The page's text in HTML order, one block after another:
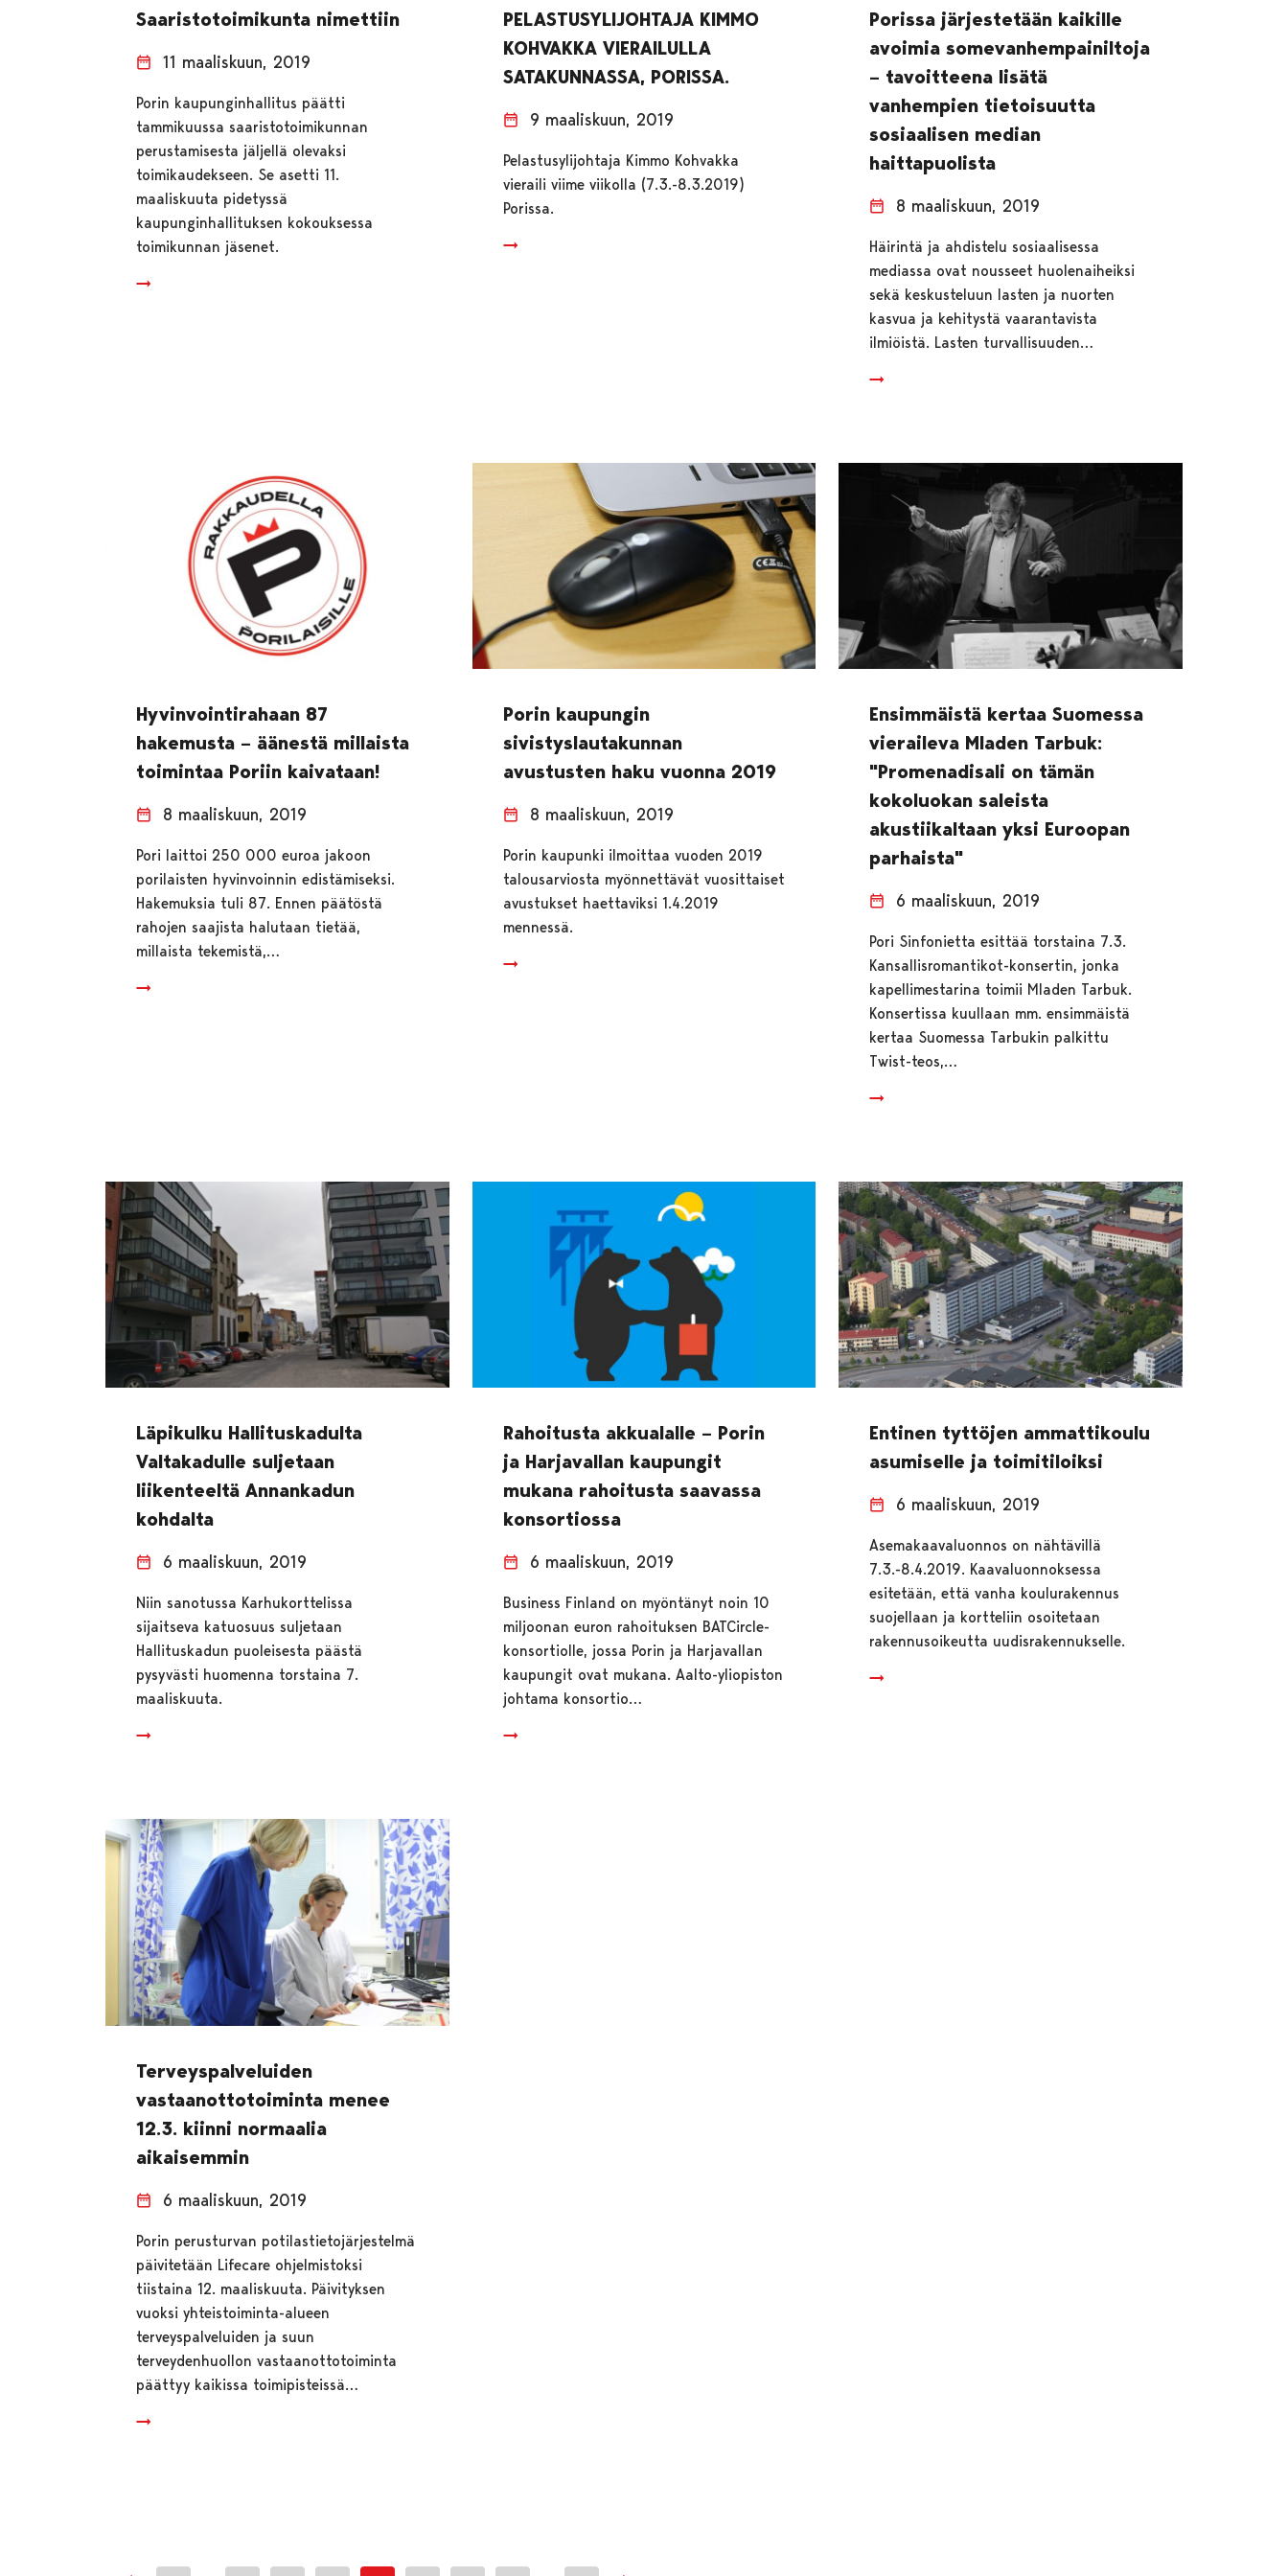
Saaristotoimikunta nimettiin
11 maaliskuun, 2019
Porin kaupunginhallitus päätti
tammikuussa saaristotoimikunnan
perustamisesta jäljellä olevaksi
toimikaudekseen. Se asetti 11.
maaliskuuta pidetyssä
kaupunginhallituksen kokouksessa
toimikunnan jäsenet.
PELASTUSYLIJOHTAJA KIMMO
KOHVAKKA VIERAILULLA
SATAKUNNASSA, PORISSA.
9 maaliskuun, 2019
Pelastusylijohtaja Kimmo Kohvakka
vieraili viime viikolla (7.3.-8.3.2019)
Porissa.
Porissa järjestetään kaikille
avoimia somevanhempainiltoja
– tavoitteena lisätä
vanhempien tietoisuutta
sosiaalisen median
haittapuolista
8 maaliskuun, 2019
Häirintä ja ahdistelu sosiaalisessa
mediassa ovat nousseet huolenaiheiksi
sekä keskusteluun lasten ja nuorten
kasvua ja kehitystä vaarantavista
ilmiöistä. Lasten turvallisuuden…
Hyvinvointirahaan 87
hakemusta – äänestä millaista
toimintaa Poriin kaivataan!
8 maaliskuun, 2019
Pori laittoi 250 000 euroa jakoon
porilaisten hyvinvoinnin edistämiseksi.
Hakemuksia tuli 87. Ennen päätöstä
rahojen saajista halutaan tietää,
millaista tekemistä,…
Porin kaupungin
sivistyslautakunnan
avustusten haku vuonna 2019
8 maaliskuun, 2019
Porin kaupunki ilmoittaa vuoden 2019
talousarviosta myönnettävät vuosittaiset
avustukset haettaviksi 1.4.2019
mennessä.
Ensimmäistä kertaa Suomessa
vieraileva Mladen Tarbuk:
"Promenadisali on tämän
kokoluokan saleista
akustiikaltaan yksi Euroopan
parhaista"
6 maaliskuun, 2019
Pori Sinfonietta esittää torstaina 7.3.
Kansallisromantikot-konsertin, jonka
kapellimestarina toimii Mladen Tarbuk.
Konsertissa kuullaan mm. ensimmäistä
kertaa Suomessa Tarbukin palkittu
Twist-teos,…
Läpikulku Hallituskadulta
Valtakadulle suljetaan
liikenteeltä Annankadun
kohdalta
6 maaliskuun, 2019
Niin sanotussa Karhukorttelissa
sijaitseva katuosuus suljetaan
Hallituskadun puoleisesta päästä
pysyvästi huomenna torstaina 7.
maaliskuuta.
Rahoitusta akkualalle – Porin
ja Harjavallan kaupungit
mukana rahoitusta saavassa
konsortiossa
6 maaliskuun, 2019
Business Finland on myöntänyt noin 10
miljoonan euron rahoituksen BATCircle-
konsortiolle, jossa Porin ja Harjavallan
kaupungit ovat mukana. Aalto-yliopiston
johtama konsortio…
Entinen tyttöjen ammattikoulu
asumiselle ja toimitiloiksi
6 maaliskuun, 2019
Asemakaavaluonnos on nähtävillä
7.3.-8.4.2019. Kaavaluonnoksessa
esitetään, että vanha koulurakennus
suojellaan ja kortteliin osoitetaan
rakennusoikeutta uudisrakennukselle.
Terveyspalveluiden
vastaanottotoiminta menee
12.3. kiinni normaalia
aikaisemmin
6 maaliskuun, 2019
Porin perusturvan potilastietojärjestelmä
päivitetään Lifecare ohjelmistoksi
tiistaina 12. maaliskuuta. Päivityksen
vuoksi yhteistoiminta-alueen
terveyspalveluiden ja suun
terveydenhuollon vastaanottotoiminta
päättyy kaikissa toimipisteissä…